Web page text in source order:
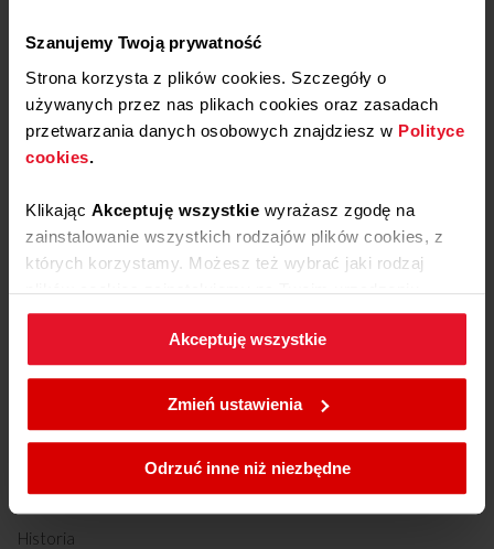
Szanujemy Twoją prywatność
Strona korzysta z plików cookies. Szczegóły o
używanych przez nas plikach cookies oraz zasadach
przetwarzania danych osobowych znajdziesz w Polityce
cookies.
Klikając Akceptuję wszystkie wyrażasz zgodę na
zainstalowanie wszystkich rodzajów plików cookies, z
których korzystamy. Możesz też wybrać jaki rodzaj
plików cookies zainstalujemy na Twoim urządzeniu,
klikającZmień ustawienia.
W każdej chwili możesz zmienić wybrane przez Ciebie
ustawienia plików cookies wchodząc w zakładkę
Akceptuję wszystkie
Zmień ustawienia
Odrzuć inne niż niezbędne
Okapy
Lodówki
Zmywarki
Pralki
Suszarki
Kuchenki mikrofalowe
Odkurzacze
Historia